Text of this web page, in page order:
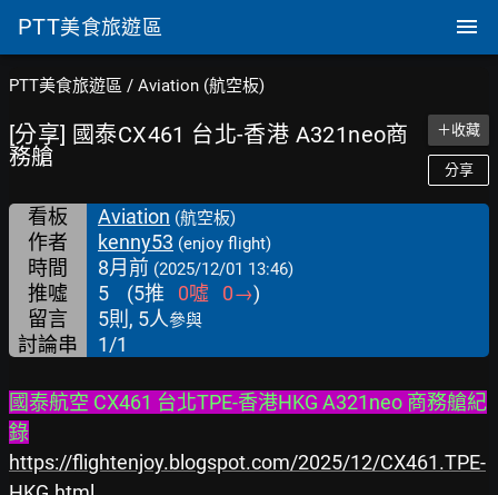
PTT美食旅遊區
PTT美食旅遊區 / Aviation (航空板)
[分享] 國泰CX461 台北-香港 A321neo商
務艙
＋收藏
分享
看板 Aviation (航空板)
作者 kenny53 (enjoy flight)
時間 8月前 (2025/12/01 13:46)
推噓 5 (5推 0噓 0→)
留言
5則, 5人參與
討論串 1/1
國泰航空 CX461 台北TPE-香港HKG A321neo 商務艙紀
錄
https://flightenjoy.blogspot.com/2025/12/CX461.TPE-